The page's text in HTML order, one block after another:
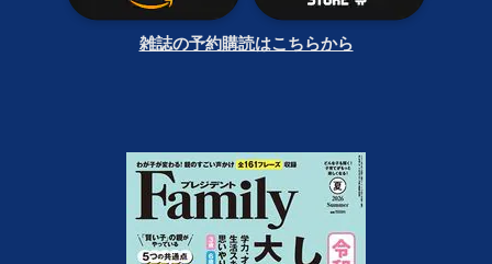
雑誌の予約購読はこちらから